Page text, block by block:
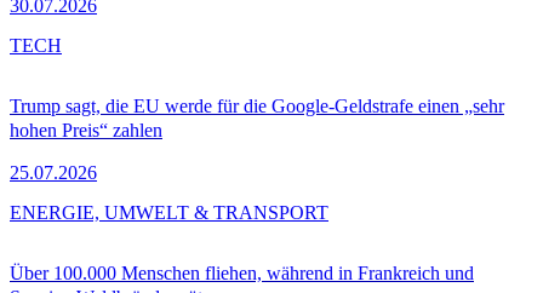
30.07.2026
Trump sagt, die EU werde für die Google-Geldstrafe einen „sehr
hohen Preis“ zahlen
25.07.2026
TECH
Über 100.000 Menschen fliehen, während in Frankreich und
ENERGIE, UMWELT & TRANSPORT